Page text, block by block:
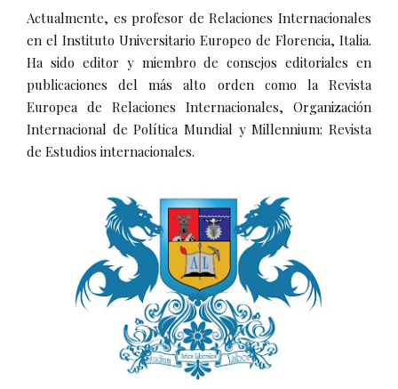
Actualmente, es profesor de Relaciones Internacionales
en el Instituto Universitario Europeo de Florencia, Italia.
Ha sido editor y miembro de consejos editoriales en
publicaciones del más alto orden como la Revista
Europea de Relaciones Internacionales, Organización
Internacional de Política Mundial y Millennium: Revista
de Estudios internacionales.